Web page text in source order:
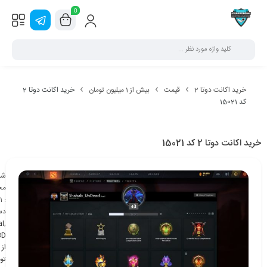
0
خرید اکانت دوتا 2 قیمت بیش از 1 میلیون تومان
خرید اکانت دوتا 2
کد 15021
خرید اکانت دوتا 2 کد 15021
:
,